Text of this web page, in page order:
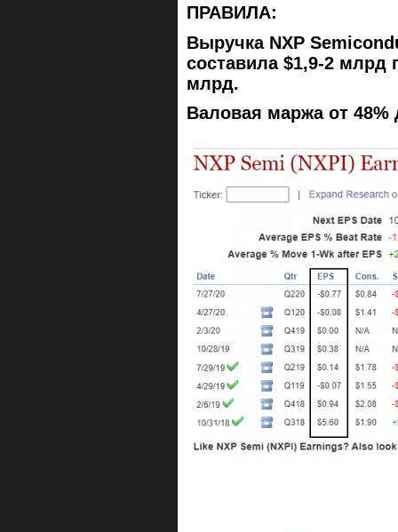
ПРАВИЛА:
Выручка NXP
составила $1,9-2 млрд
млрд.
Валовая маржа от 48%